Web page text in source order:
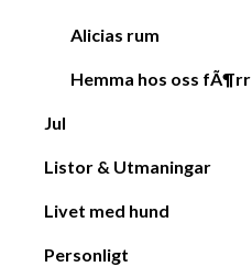
Alicias rum
Hemma hos oss fÃ¶rr
Jul
Listor & Utmaningar
Livet med hund
Personligt